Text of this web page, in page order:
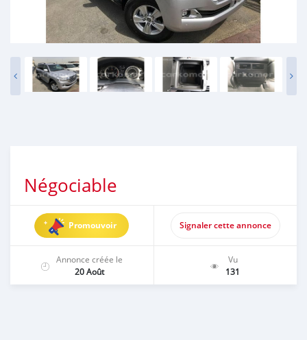
Négociable
Promouvoir Signaler cette annonce
Annonce créée le
20 Août
Vu
131